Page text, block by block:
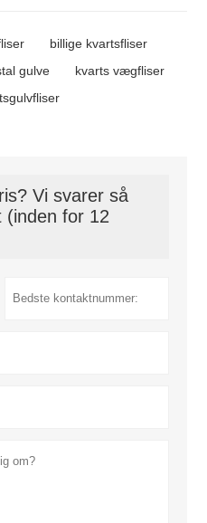
billige kvartsfliser
gulve
kvarts vægfliser
Vi svarer så
(inden for 12